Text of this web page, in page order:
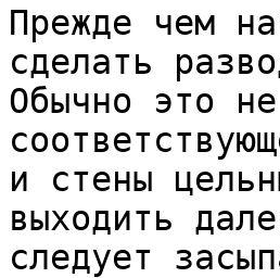
Прежде чем
сделать
Обычно это
и стены
выходить
следует